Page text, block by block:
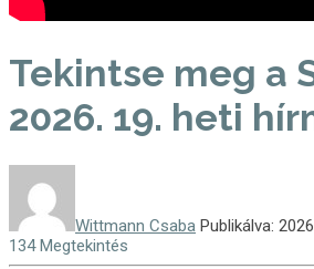
Tekintse meg a
2026. 19. heti
Wittmann Csaba Publikálva:
134 Megtekintés